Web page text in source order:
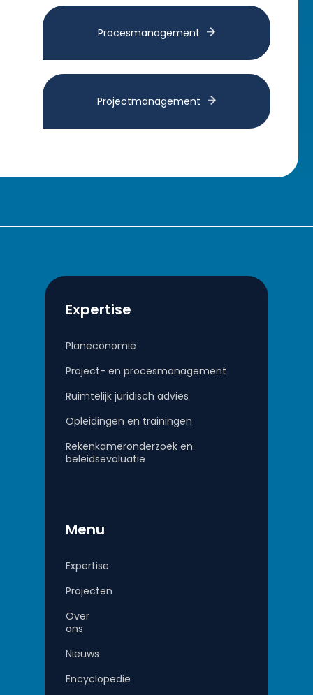
Procesmanagement
Projectmanagement
Expertise
Planeconomie
Project- en procesmanagement
Ruimtelijk juridisch advies
Opleidingen en trainingen
Rekenkameronderzoek en
beleidsevaluatie
Menu
Expertise
Projecten
Over
ons
Nieuws
Encyclopedie